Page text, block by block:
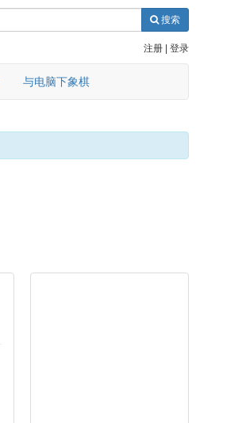
搜索
注册 登录
与电脑下象棋